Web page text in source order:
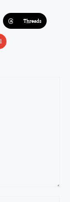
Threads